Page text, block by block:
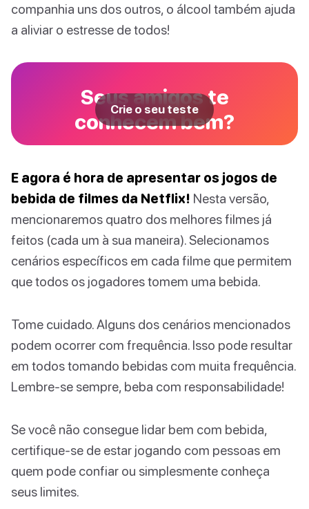
companhia uns dos outros, o álcool também ajuda
a aliviar o estresse de todos!
Seus amigos te
conhecem bem?
Crie o seu teste
E agora é hora de apresentar os jogos de
bebida de filmes da Netflix! Nesta versão,
mencionaremos quatro dos melhores filmes já
feitos (cada um à sua maneira). Selecionamos
cenários específicos em cada filme que permitem
que todos os jogadores tomem uma bebida.
Tome cuidado. Alguns dos cenários mencionados
podem ocorrer com frequência. Isso pode resultar
em todos tomando bebidas com muita frequência.
Lembre-se sempre, beba com responsabilidade!
Se você não consegue lidar bem com bebida,
certifique-se de estar jogando com pessoas em
quem pode confiar ou simplesmente conheça
seus limites.